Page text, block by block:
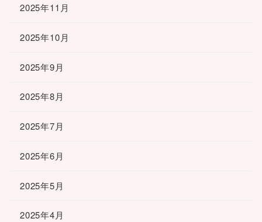
2025年11月
2025年10月
2025年9月
2025年8月
2025年7月
2025年6月
2025年5月
2025年4月